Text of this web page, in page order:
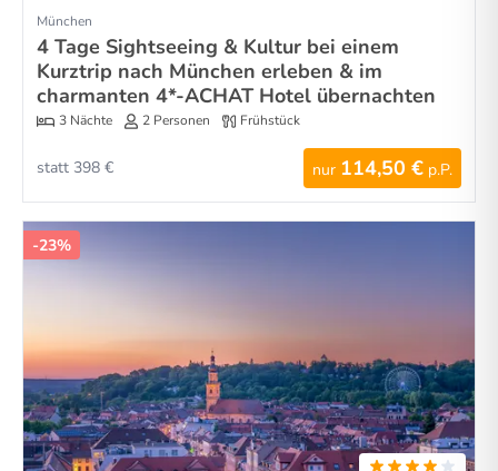
München
4 Tage Sightseeing & Kultur bei einem
Kurztrip nach München erleben & im
charmanten 4*-ACHAT Hotel übernachten
3 Nächte 2 Personen Frühstück
nur 114,50 € p.P.
statt 398 €
-23%